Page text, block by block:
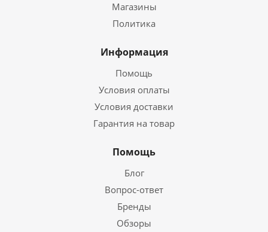
Магазины
Политика
Информация
Помощь
Условия оплаты
Условия доставки
Гарантия на товар
Помощь
Блог
Вопрос-ответ
Бренды
Обзоры